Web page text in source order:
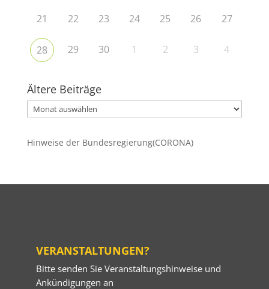
21 22 23 24 25 26 27
28 29 30 1 2 3 4
Ältere Beiträge
Ältere
Beiträge
Hinweise der Bundesregierung(CORONA)
VERANSTALTUNGEN?
Bitte senden Sie Veranstaltungshinweise und
Ankündigungen an